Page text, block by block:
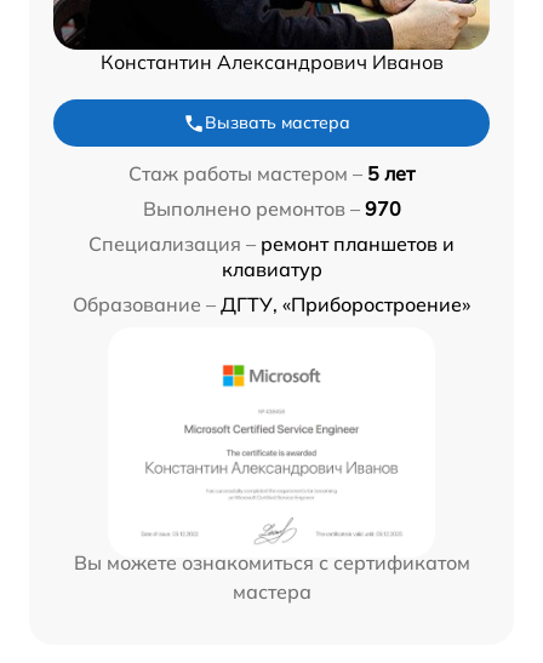
Константин Александрович Иванов
Вызвать мастера
Стаж работы мастером – 5 лет
Выполнено ремонтов – 970
Специализация – ремонт планшетов и
клавиатур
Образование – ДГТУ, «Приборостроение»
Вы можете ознакомиться с сертификатом
мастера